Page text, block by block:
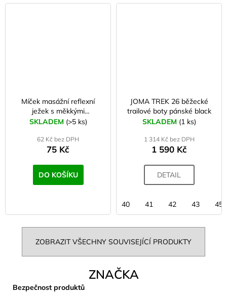
Míček masážní reflexní
ježek s měkkými
bodlinkami 6 cm růžový
SKLADEM (>5 ks)
62 Kč bez DPH
75 Kč
DO KOŠÍKU
JOMA TREK 26 běžecké
trailové boty pánské black
SKLADEM (1 ks)
1 314 Kč bez DPH
1 590 Kč
DETAIL
40 41 42 43 45
ZOBRAZIT VŠECHNY SOUVISEJÍCÍ PRODUKTY
ZNAČKA
Bezpečnost produktů